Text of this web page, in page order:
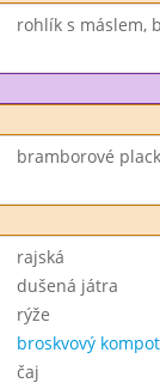
rohlík s máslem,
bramborové
rajská
dušená játra
rýže
broskvový kompot
čaj